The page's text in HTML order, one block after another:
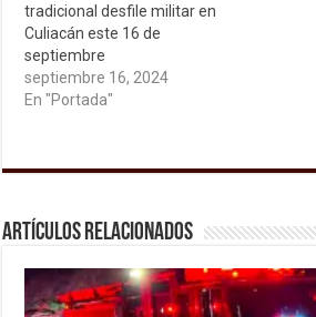
tradicional desfile militar en
Culiacán este 16 de
septiembre
septiembre 16, 2024
En "Portada"
Artículos relacionados